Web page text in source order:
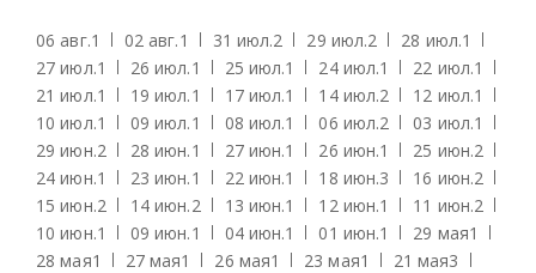
06 авг.1 02 авг.1 31 июл.2 29 июл.2 28 июл.1
27 июл.1 26 июл.1 25 июл.1 24 июл.1 22 июл.1
21 июл.1 19 июл.1 17 июл.1 14 июл.2 12 июл.1
10 июл.1 09 июл.1 08 июл.1 06 июл.2 03 июл.1
29 июн.2 28 июн.1 27 июн.1 26 июн.1 25 июн.2
24 июн.1 23 июн.1 22 июн.1 18 июн.3 16 июн.2
15 июн.2 14 июн.2 13 июн.1 12 июн.1 11 июн.2
10 июн.1 09 июн.1 04 июн.1 01 июн.1 29 мая1
28 мая1 27 мая1 26 мая1 23 мая1 21 мая3